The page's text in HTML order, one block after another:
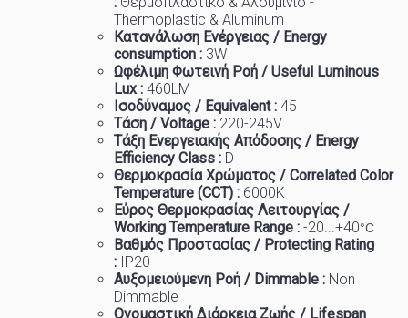
Thermoplastic & Aluminum
Κατανάλωση Ενέργειας / Energy
consumption : 3W
Ωφέλιμη Φωτεινή Ροή / Useful Luminous
Lux : 460LM
Ισοδύναμος / Equivalent : 45
Τάση / Voltage : 220-245V
Τάξη Ενεργειακής Απόδοσης / Energy
Efficiency Class : D
Θερμοκρασία Χρώματος / Correlated Color
Temperature (CCT) : 6000K
Εύρος Θερμοκρασίας Λειτουργίας /
Working Temperature Range : -20...+40°C
Βαθμός Προστασίας / Protecting Rating
: IP20
Αυξομειούμενη Ροή / Dimmable : Non
Dimmable
Ονομαστική Διάρκεια Ζωής / Lifespan